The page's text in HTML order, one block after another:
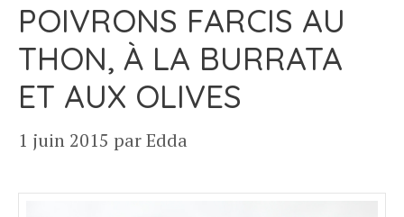
POIVRONS FARCIS AU
THON, À LA BURRATA
ET AUX OLIVES
1 juin 2015 parEdda